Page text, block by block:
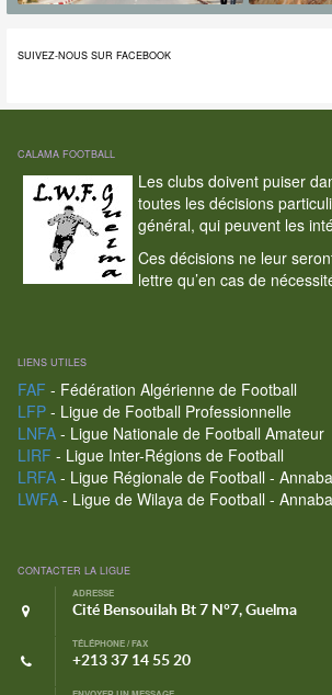
SUIVEZ-NOUS SUR FACEBOOK
CALAMA FOOTBALL
Les clubs doivent puiser
toutes les décisions
général, qui peuvent les
Ces décisions ne leur
lettre qu’en cas de
LIENS UTILES
FAF - Fédération Algérienne de Football
LFP- Ligue de Football Professionnelle
LNFA- Ligue Nationale de Football Amateur
LIRF - Ligue Inter-Régions de Football
LRFA- Ligue Régionale de Football - Annaba
LWFA- Ligue de Wilaya de Football - Annaba
CONTACTER LA LIGUE
ADRESSE
Cité Bensouilah Bt 7 N°7, Guelma
TÉLÉPHONE / FAX
+213 37 14 55 20